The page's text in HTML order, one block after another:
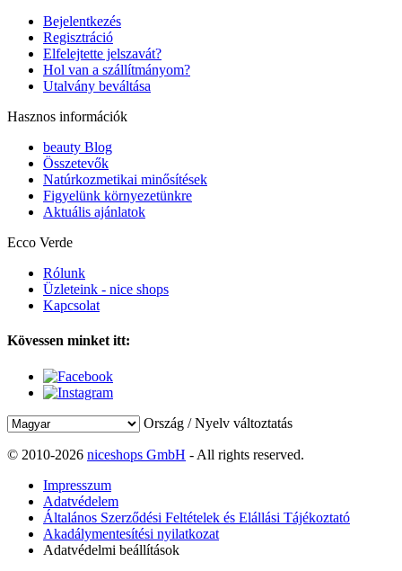
Bejelentkezés
Regisztráció
Elfelejtette jelszavát?
Hol van a szállítmányom?
Utalvány beváltása
Hasznos információk
beauty Blog
Összetevők
Natúrkozmetikai minősítések
Figyelünk környezetünkre
Aktuális ajánlatok
Ecco Verde
Rólunk
Üzleteink - nice shops
Kapcsolat
Kövessen minket itt:
Ország / Nyelv változtatás
© 2010-2026 niceshops GmbH - All rights reserved.
Impresszum
Adatvédelem
Általános Szerződési Feltételek és Elállási Tájékoztató
Akadálymentesítési nyilatkozat
Adatvédelmi beállítások